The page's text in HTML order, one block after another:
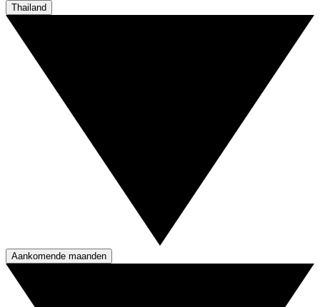
Thailand
Aankomende maanden